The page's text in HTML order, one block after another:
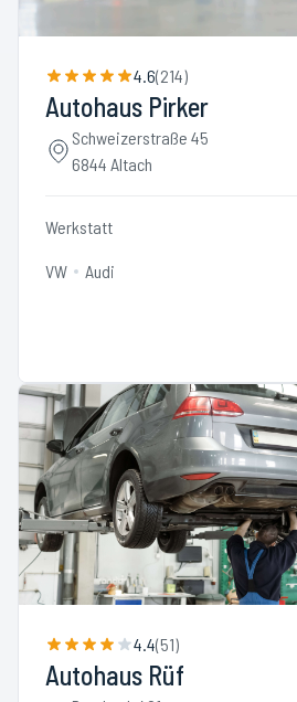
4.6(214)
Autohaus Pirker
Schweizerstraße 45
6844 Altach
Werkstatt
VW Audi
4.4(51)
Autohaus Rüf